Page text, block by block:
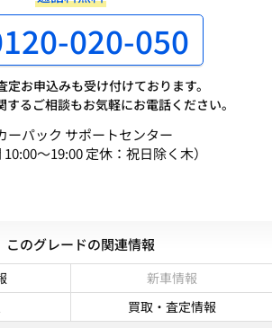
020-050
定お申込みも受け付けております。
るご相談もお気軽にお電話ください。
ーパック サポートセンター
10:00～19:00 定休：祝日除く木）
このグレードの関連情報
新車情報
買取・査定情報